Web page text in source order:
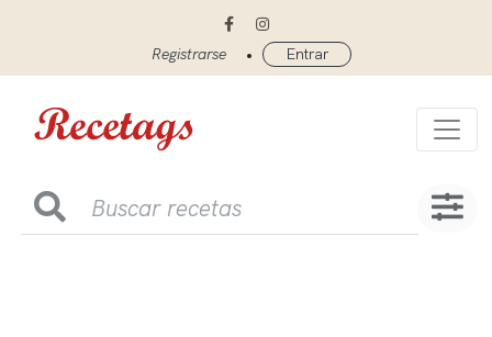
Registrarse • Entrar